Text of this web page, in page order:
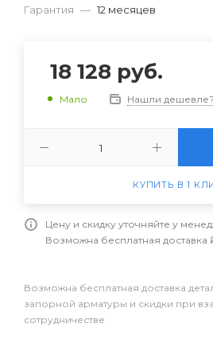
Гарантия — 12 месяцев
18 128 руб.
Мало Нашли дешевле?
КУПИТЬ В 1
Цену и скидку уточняйте у
Возможна бесплатная доставка
Возможна бесплатная доставка
запорной арматуры и скидки при
сотрудничестве